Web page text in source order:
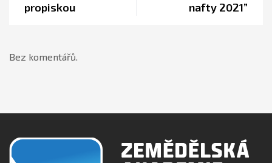
propiskou
nafty 2021”
Bez komentářů.